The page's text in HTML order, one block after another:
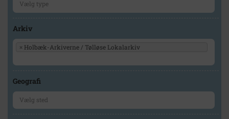
Arkiv
× Holbæk-Arkiverne / Tølløse Lokalarkiv
Geografi